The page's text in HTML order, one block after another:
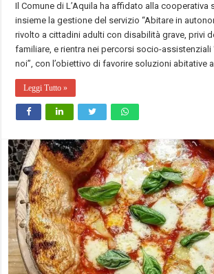
Il Comune di L’Aquila ha affidato alla cooperativa
insieme la gestione del servizio “Abitare in
rivolto a cittadini adulti con disabilità grave, privi
familiare, e rientra nei percorsi socio-assistenziali
noi”, con l’obiettivo di favorire soluzioni abitative
Leggi Tutto »